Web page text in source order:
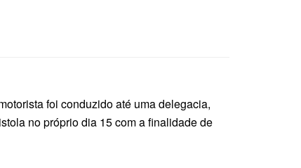
foi conduzido até uma delegacia,
no próprio dia 15 com a finalidade de